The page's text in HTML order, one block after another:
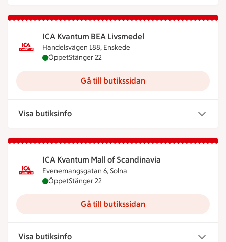
ICA Kvantum BEA Livsmedel
Handelsvägen 188, Enskede
ICA Kvantum BEA Livsmedel är öppen nu, stänger
ÖppetStänger 22
Gå till butikssidan
Visa butiksinfo
ICA Kvantum Mall of Scandinavia
Evenemangsgatan 6, Solna
ICA Kvantum Mall of Scandinavia är öppen nu,
ÖppetStänger 22
Gå till butikssidan
Visa butiksinfo